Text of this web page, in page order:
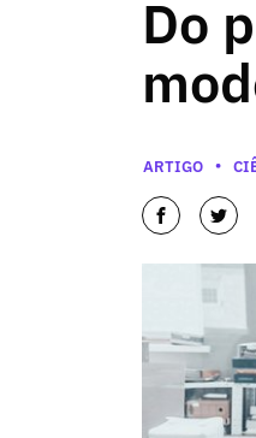
Do
Categorias
ARTIGO